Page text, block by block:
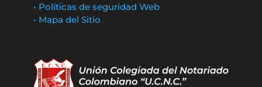
• Políticas de seguridad Web
• Mapa del Sitio